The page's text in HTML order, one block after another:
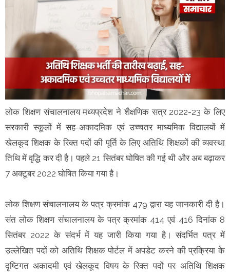
लोक शिक्षण संचालनालय मध्यप्रदेश ने शैक्षणिक सत्र 2022-23 के लिए
सरकारी स्कूलों में सह-अकादमिक एवं उच्चतर माध्यमिक विद्यालयों में
खेलकूद शिक्षक के रिक्त पदों की पूर्ति के लिए अतिथि शिक्षकों की व्यवस्था
तिथि में वृद्धि कर दी है। पहले 21 सितंबर घोषित की गई थी और अब बढ़ाकर
7 अक्टूबर 2022 घोषित किया गया है।
लोक शिक्षण संचालनालय के पत्र क्रमांक 479 द्वारा यह जानकारी दी है।
संत लोक शिक्षण संचालनालय के पत्र क्रमांक 414 एवं 416 दिनांक 8
सितंबर 2022 के संदर्भ में यह जारी किया गया है। संदर्भित पत्र में
उल्लेखित पदों को अतिथि शिक्षक पोर्टल में अपडेट करने की प्रक्रिया के
दृष्टिगत अकादमी एवं खेलकूद विषय के रिक्त पदों पर अतिथि शिक्षक